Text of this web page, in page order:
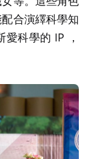
合演繹科學知
科學的 IP ，